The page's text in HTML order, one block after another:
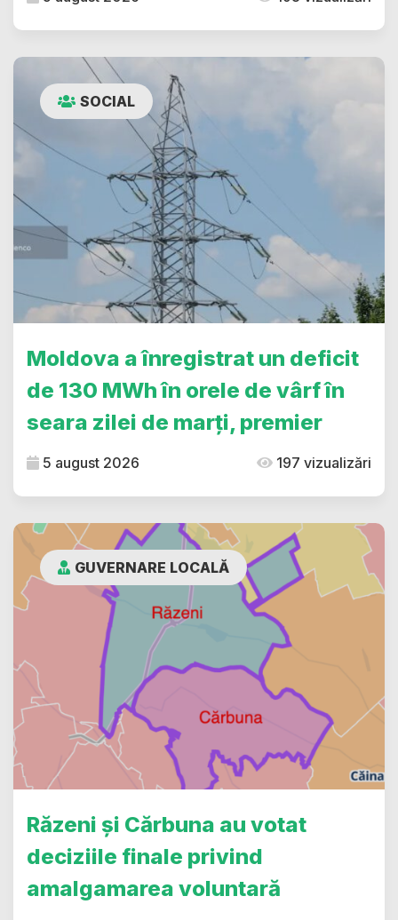
SOCIAL
Moldova a înregistrat un deficit
de 130 MWh în orele de vârf în
seara zilei de marți, premier
5 august 2026 197 vizualizări
GUVERNARE LOCALĂ
Răzeni și Cărbuna au votat
deciziile finale privind
amalgamarea voluntară